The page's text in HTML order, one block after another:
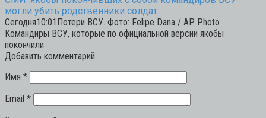
могли убить родственники солдат
Сегодня10:01Потери ВСУ. Фото: Felipe Dana / AP Photo
Командиры ВСУ, которые по официальной версии якобы
покончили
Добавить комментарий
Имя *
Email *